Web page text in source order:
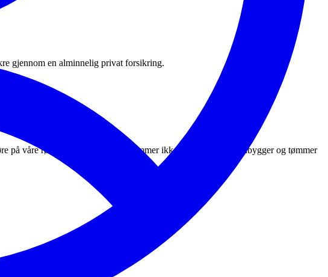
gjennom en alminnelig privat forsikring.
på våre rør og pumper, men vi kommer ikke til den enkelte innbygger og tømmer